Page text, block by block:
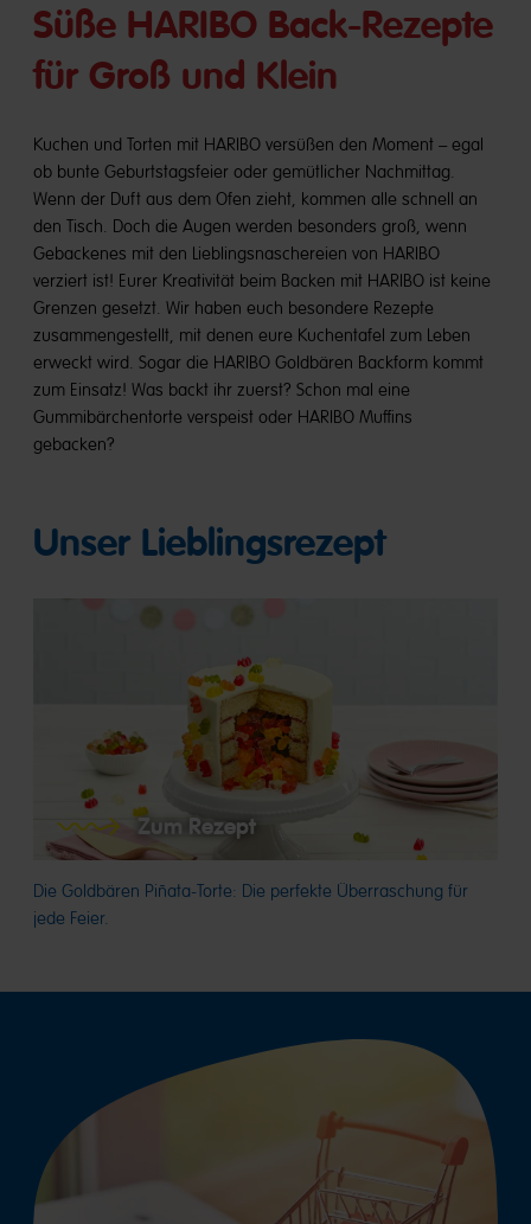
Süße HARIBO Back-Rezepte
für Groß und Klein
Kuchen und Torten mit HARIBO versüßen den Moment – egal
ob bunte Geburtstagsfeier oder gemütlicher Nachmittag.
Wenn der Duft aus dem Ofen zieht, kommen alle schnell an
den Tisch. Doch die Augen werden besonders groß, wenn
Gebackenes mit den Lieblingsnaschereien von HARIBO
verziert ist! Eurer Kreativität beim Backen mit HARIBO ist keine
Grenzen gesetzt. Wir haben euch besondere Rezepte
zusammengestellt, mit denen eure Kuchentafel zum Leben
erweckt wird. Sogar die HARIBO Goldbären Backform kommt
zum Einsatz! Was backt ihr zuerst? Schon mal eine
Gummibärchentorte verspeist oder HARIBO Muffins
gebacken?
Unser Lieblingsrezept
Die Goldbären Piñata-Torte: Die perfekte Überraschung für
jede Feier.
Zum Rezept